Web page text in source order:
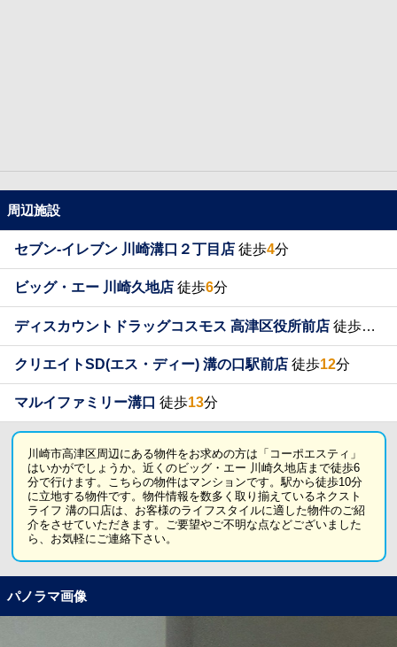
周辺施設
セブン-イレブン 川崎溝口２丁目店 徒歩4分
ビッグ・エー 川崎久地店 徒歩6分
ディスカウントドラッグコスモス 高津区役所前店 徒歩12
クリエイトSD(エス・ディー) 溝の口駅前店 徒歩12分
マルイファミリー溝口 徒歩13分
川崎市高津区周辺にある物件をお求めの方は「コーポエスティ」
はいかがでしょうか。近くのビッグ・エー 川崎久地店まで徒歩6
分で行けます。こちらの物件はマンションです。駅から徒歩10分
に立地する物件です。物件情報を数多く取り揃えているネクスト
ライフ 溝の口店は、お客様のライフスタイルに適した物件のご紹
介をさせていただきます。ご要望やご不明な点などございました
ら、お気軽にご連絡下さい。
パノラマ画像